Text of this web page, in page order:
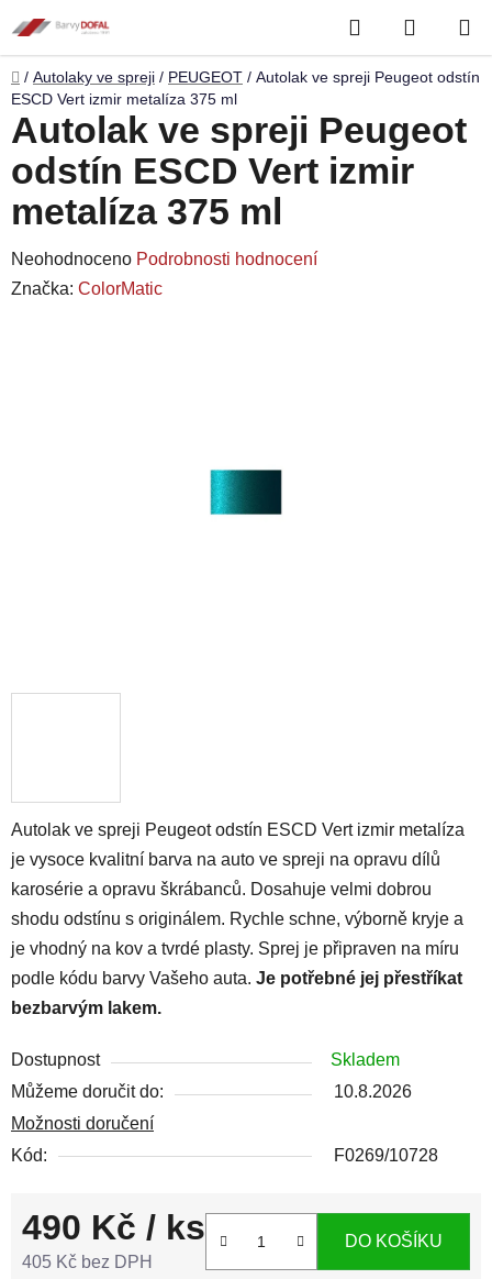
na
obsah
Hledat
KOŠÍK
Domů
/ Autolaky ve spreji / PEUGEOT / Autolak ve spreji Peugeot odstín
ESCD Vert izmir metalíza 375 ml
Autolak ve spreji Peugeot odstín ESCD Vert izmir metalíza
je vysoce kvalitní barva na auto ve spreji na opravu dílů
karosérie a opravu škrábanců. Dosahuje velmi dobrou
shodu odstínu s originálem. Rychle schne, výborně kryje a
je vhodný na kov a tvrdé plasty. Sprej je připraven na míru
podle kódu barvy Vašeho auta. Je potřebné jej přestříkat
bezbarvým lakem.
Dostupnost
Skladem
Můžeme doručit do:
10.8.2026
Možnosti doručení
Kód:
F0269/10728
490 Kč / ks
405 Kč bez DPH
DO KOŠÍKU
Autolak ve spreji Peugeot
odstín ESCD Vert izmir
metalíza 375 ml
Průměrné
hodnocení
Neohodnoceno Podrobnosti hodnocení
Značka: ColorMatic